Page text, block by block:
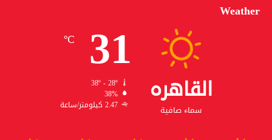
Weather
القاهره
سماء صافية
31
℃
38º - 28º
38%
2.47 كيلومتر/ساعة